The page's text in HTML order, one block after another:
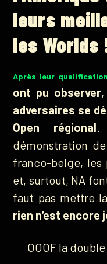
leurs
les Worlds
Après leur
ont pu observer
adversaires se
Open régional
démonstration
franco-belge, les
et, surtout, NA
faut pas mettre
rien n’est encore
OOOF la